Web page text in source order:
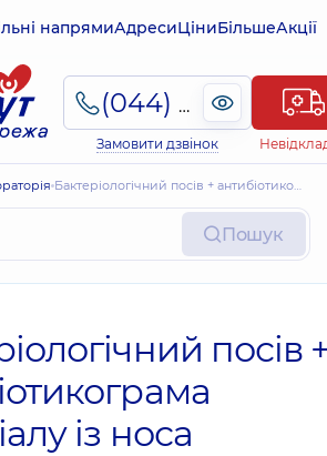
напрямиАдресиЦіниБільшеАкції
(044) 495-2-888
Замовити дзвінок
Бактеріологічний посів + антибіотикограма матеріалу із носа
Пошук
посів
із носа